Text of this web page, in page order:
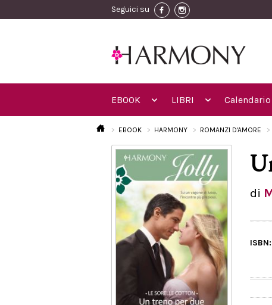
Seguici su
EBOOK LIBRI Calendario
EBOOK HARMONY ROMANZI D'AMORE
di
ISBN: